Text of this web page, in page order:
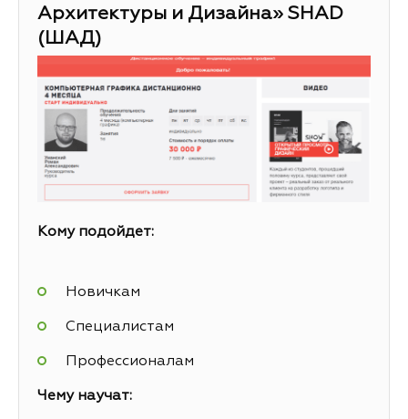
Архитектуры и Дизайна» SHAD
(ШАД)
Кому подойдет:
Новичкам
Специалистам
Профессионалам
Чему научат: